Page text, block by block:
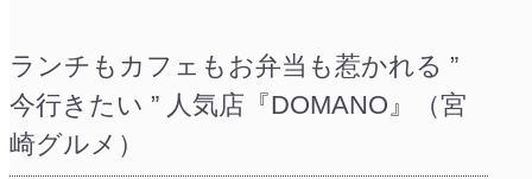
ランチもカフェもお弁当も惹かれる ”
今行きたい ” 人気店『DOMANO』（宮
崎グルメ）